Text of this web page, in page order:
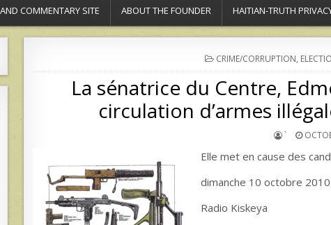
COMMENTARY SITE ABOUT THE FOUNDER HAITIAN-TRUTH
POSTED
IN
CRIME/CORRUPTION,
La sénatrice du Centre,
circulation d’armes
`
Elle met en cause des
dimanche 10 octobre
Radio Kiskeya